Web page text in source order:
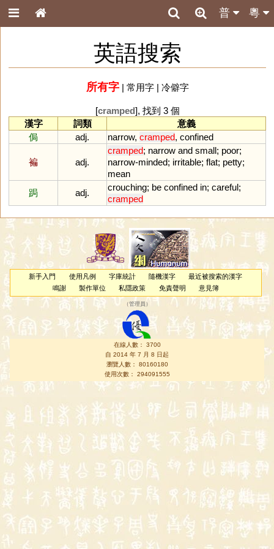
粵
普
英語搜索
所有字| 常用字| 冷僻字
[cramped], 找到 3 個
漢字
詞類
意義
侷
adj. narrow, cramped, confined
褊 adj.
cramped; narrow and small; poor;
narrow-minded; irritable; flat; petty;
mean
跼
adj.
crouching; be confined in; careful;
cramped
新手入門 使用凡例 字庫統計 隨機漢字
最近被搜索的漢字
鳴謝
製作單位 私隱政策 免責聲明 意見簿
（管理員 ）
在線人數： 3700
自 2014 年 7 月 8 日起
瀏覽人數： 80160180
使用次數： 294091555